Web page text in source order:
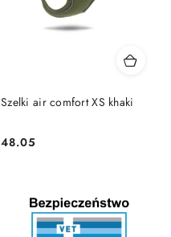
Szelki air comfort XS khaki
Cena:
48.05